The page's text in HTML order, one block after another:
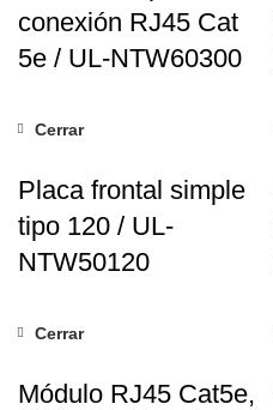
conexión RJ45 Cat
5e / UL-NTW60300
Cerrar
Placa frontal simple
tipo 120 / UL-
NTW50120
Cerrar
Módulo RJ45 Cat5e,